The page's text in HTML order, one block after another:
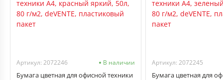
Артикул: 2072246 В наличии
Бумага цветная для офисной техники
Артикул: 2072245
Бумага цветная для